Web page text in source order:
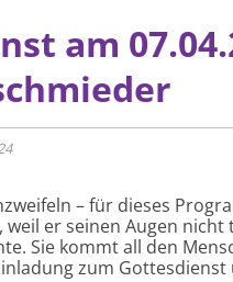
am
– für dieses
weil er seinen Augen
Sie kommt all den
zum